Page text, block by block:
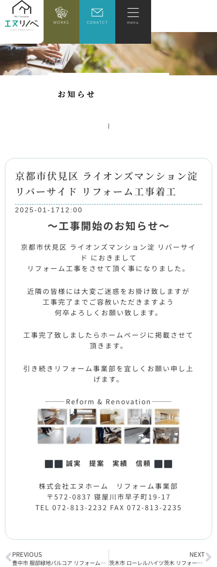
WORKS CONATCT menu
お知 ら せ
京都市伏見区 ライオンズマンション淀
リバーサイド リフォーム工事着工
2025-01-17 12:00
～工事開始のお知らせ～
京都市伏見区 ライオンズマンション淀 リバーサイ
ド におきまして
リフォーム工事をさせて頂く事になりました。
近隣の皆様には大変ご迷惑をお掛け致しますが
工事完了までご容赦いただきますよう
何卒よろしくお願い致します。
工事完了致しましたらホームページに掲載させて
頂きます。
引き続きリフォーム事業部を宜しくお願い申し上
げます。
———Reform & Renovation———
誠実 提案 実績 信頼
株式会社エヌホーム リフォーム事業部
〒572-0837 寝屋川市早子町19-17
TEL 072-813-2232 FAX 072-813-2235
PREVIOUS
豊中市 服部緑地パルコア リフォーム工事完了
NEXT
茨木市 ローレルハイツ茨木 リフォーム工事着工